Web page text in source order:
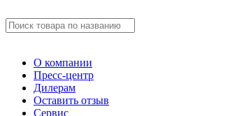
О компании
Пресс-центр
Дилерам
Оставить отзыв
Сервис